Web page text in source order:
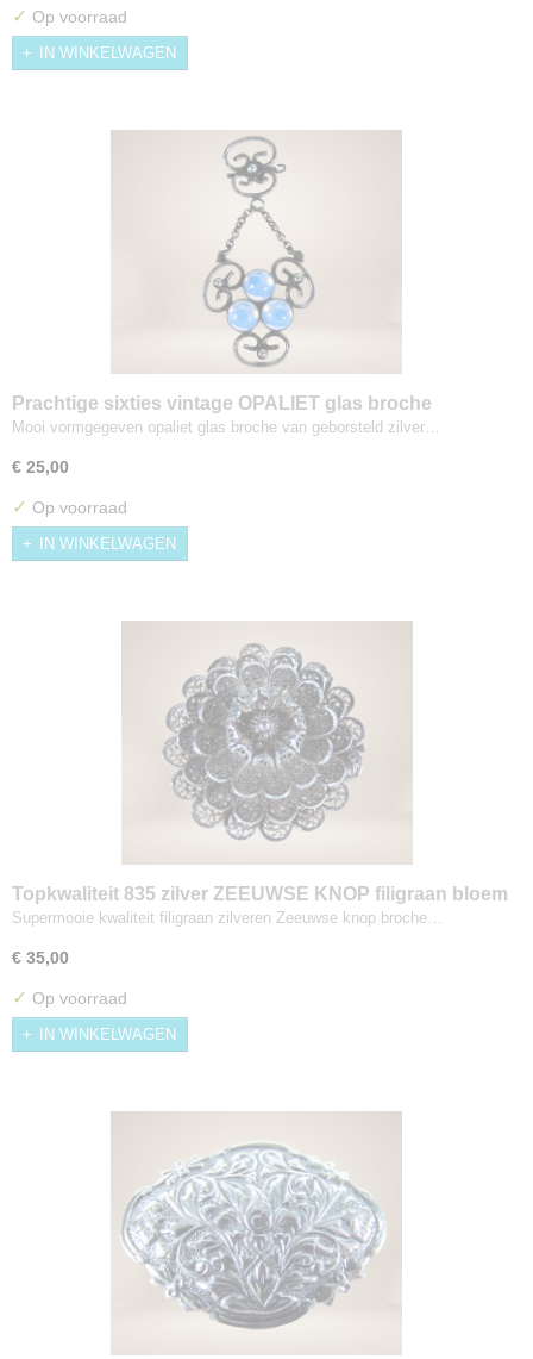
✓ Op voorraad
IN WINKELWAGEN
Prachtige sixties vintage OPALIET glas broche
Mooi vormgegeven opaliet glas broche van geborsteld zilver…
€ 25,00
✓ Op voorraad
IN WINKELWAGEN
Topkwaliteit 835 zilver ZEEUWSE KNOP filigraan bloem
broche
Supermooie kwaliteit filigraan zilveren Zeeuwse knop broche…
€ 35,00
✓ Op voorraad
IN WINKELWAGEN